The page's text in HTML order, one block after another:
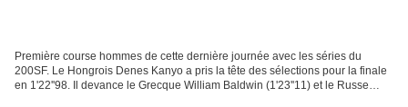
Première course hommes de cette dernière journée avec les séries du
200SF. Le Hongrois Denes Kanyo a pris la tête des sélections pour la finale
en 1'22''98. Il devance le Grecque William Baldwin (1'23''11) et le Russe